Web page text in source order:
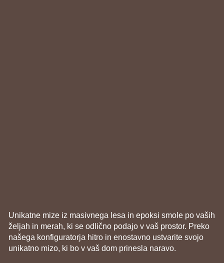
Unikatne mize iz masivnega lesa in epoksi smole po vaših
željah in merah, ki se odlično podajo v vaš prostor. Preko
našega konfiguratorja hitro in enostavno ustvarite svojo
unikatno mizo, ki bo v vaš dom prinesla naravo.